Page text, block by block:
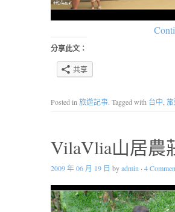
分享此文：
共享
Posted in 旅遊記事. Tagged with 台中
VilaVlia山居農
2009 年 06 月 19 日 byadmin · 4